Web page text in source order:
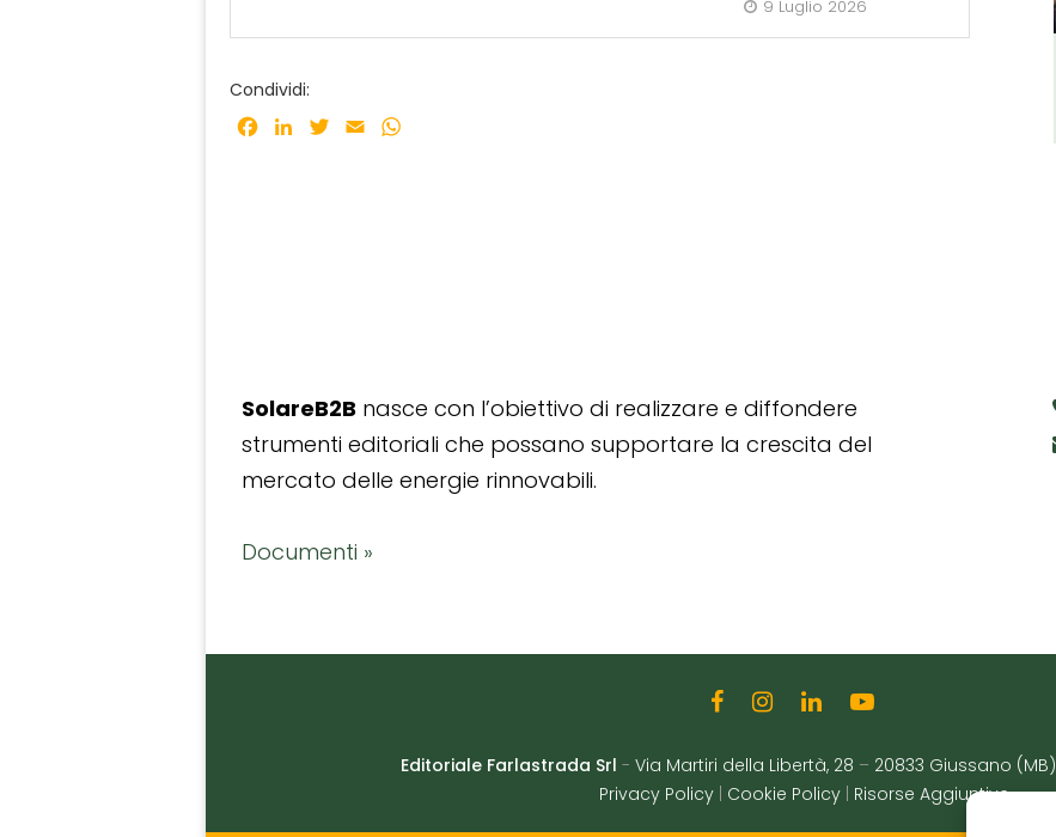
9 Luglio 2026
Condividi:
Facebook
LinkedInTwitter
Email
SolareB2B nasce con l’obiettivo di realizzare e diffondere
strumenti editoriali che possano supportare la crescita del
mercato delle energie rinnovabili.
Documenti »
Editoriale Farlastrada Srl - Via Martiri della Libertà, 28 – 20833 Giussano (MB)
Privacy Policy
Cookie Policy Risorse Aggiuntive